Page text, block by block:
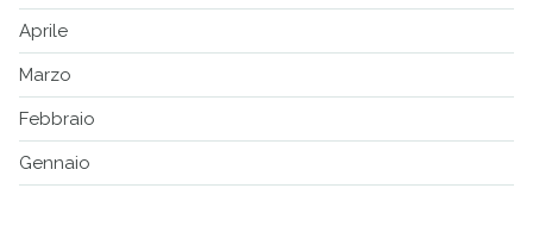
Aprile
Marzo
Febbraio
Gennaio